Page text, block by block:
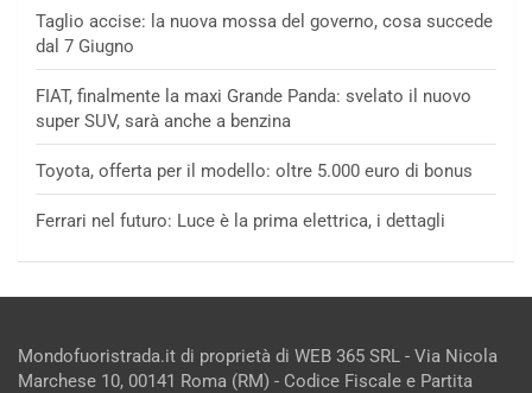
Taglio accise: la nuova mossa del governo, cosa succede
dal 7 Giugno
FIAT, finalmente la maxi Grande Panda: svelato il nuovo
super SUV, sarà anche a benzina
Toyota, offerta per il modello: oltre 5.000 euro di bonus
Ferrari nel futuro: Luce è la prima elettrica, i dettagli
Mondofuoristrada.it di proprietà di WEB 365 SRL - Via Nicola
Marchese 10, 00141 Roma (RM) - Codice Fiscale e Partita